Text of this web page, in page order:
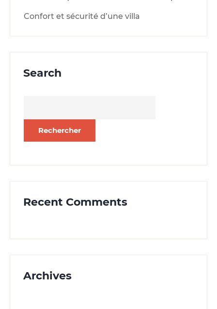
Confort et sécurité d’une villa
Search
Recent Comments
Archives